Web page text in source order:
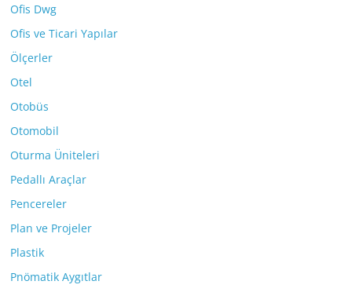
Ofis Dwg
Ofis ve Ticari Yapılar
Ölçerler
Otel
Otobüs
Otomobil
Oturma Üniteleri
Pedallı Araçlar
Pencereler
Plan ve Projeler
Plastik
Pnömatik Aygıtlar